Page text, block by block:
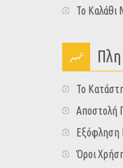
Το Καλάθι
Το
Αποστολή
Εξόφληση
Όροι